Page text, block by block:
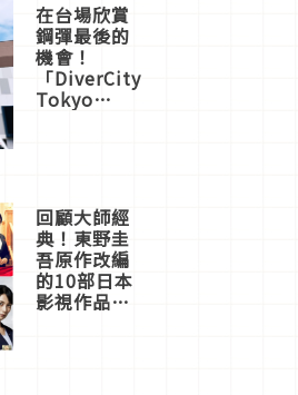
在台場欣賞
鋼彈最後的
機會！
「DiverCity
Tokyo
體驗
回顧大師經
典！東野圭
吾原作改編
的10部日本
影視作品推